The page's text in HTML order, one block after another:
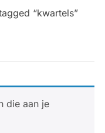
“kwartels”
die aan je